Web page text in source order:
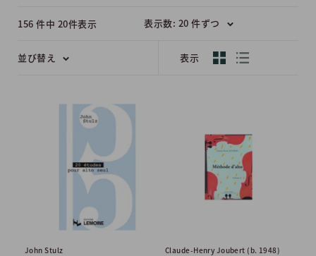
156 件中 20件表示 表示数: 20 件ずつ
並び替え 表示
John Stulz Claude-Henry Joubert (b. 1948)